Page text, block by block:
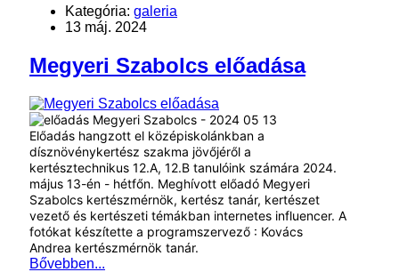
Kategória: galeria
13 máj. 2024
Megyeri Szabolcs előadása
Előadás hangzott el középiskolánkban a
dísznövénykertész szakma jövőjéről a
kertésztechnikus 12.A, 12.B tanulóink számára 2024.
május 13-én - hétfőn. Meghívott előadó Megyeri
Szabolcs kertészmérnök, kertész tanár, kertészet
vezető és kertészeti témákban internetes influencer. A
fotókat készítette a programszervező : Kovács
Andrea kertészmérnök tanár.
Bővebben...